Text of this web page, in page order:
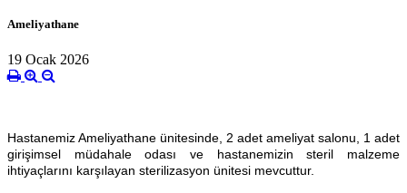
Ameliyathane
19 Ocak 2026
Hastanemiz Ameliyathane ünitesinde, 2 adet ameliyat salonu, 1 adet
girişimsel müdahale odası ve hastanemizin steril malzeme
ihtiyaçlarını karşılayan sterilizasyon ünitesi mevcuttur.